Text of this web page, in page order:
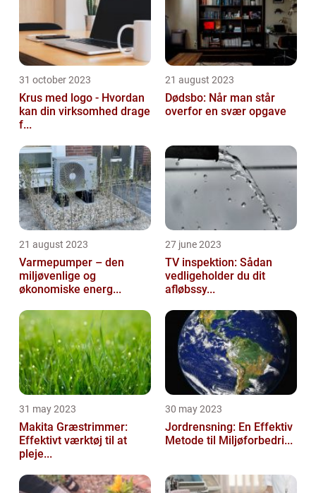
31 october 2023
Krus med logo - Hvordan
kan din virksomhed drage
f...
21 august 2023
Dødsbo: Når man står
overfor en svær opgave
21 august 2023
Varmepumper – den
miljøvenlige og
økonomiske energ...
27 june 2023
TV inspektion: Sådan
vedligeholder du dit
afløbssy...
31 may 2023
Makita Græstrimmer:
Effektivt værktøj til at
pleje...
30 may 2023
Jordrensning: En Effektiv
Metode til Miljøforbedri...